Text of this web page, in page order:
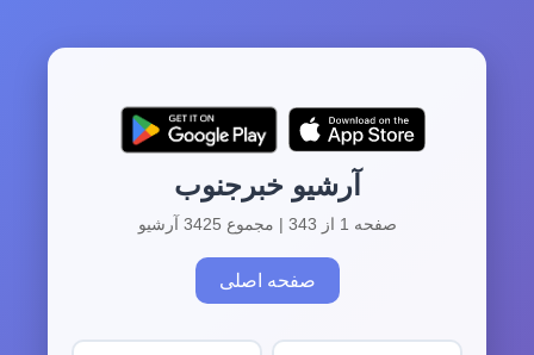
آرشیو خبرجنوب
صفحه 1 از 343 | مجموع 3425 آرشیو
صفحه اصلی